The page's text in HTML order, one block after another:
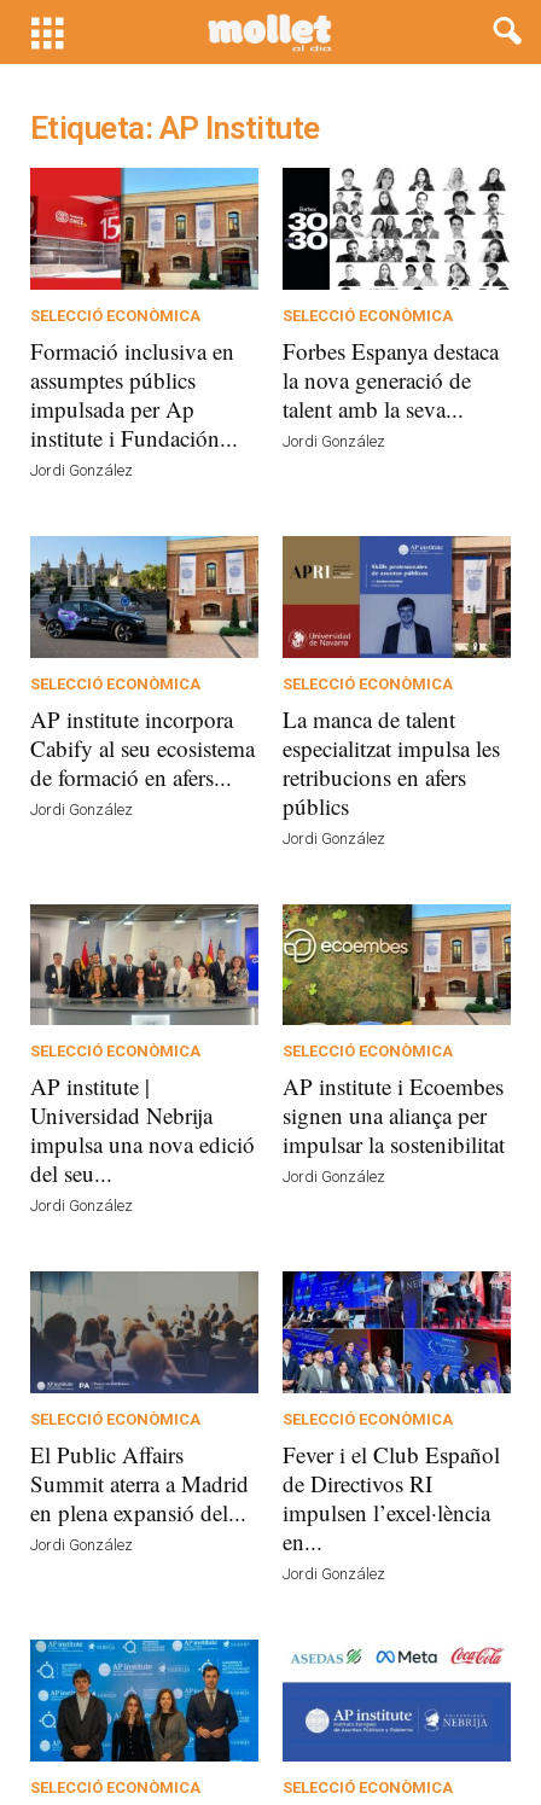
Etiqueta: AP Institute
SELECCIÓ ECONÒMICA
Formació inclusiva en
assumptes públics
impulsada per Ap
institute i Fundación...
Jordi González
SELECCIÓ ECONÒMICA
Forbes Espanya destaca
la nova generació de
talent amb la seva...
Jordi González
SELECCIÓ ECONÒMICA
AP institute incorpora
Cabify al seu ecosistema
de formació en afers...
Jordi González
SELECCIÓ ECONÒMICA
La manca de talent
especialitzat impulsa les
retribucions en afers
públics
Jordi González
SELECCIÓ ECONÒMICA
AP institute |
Universidad Nebrija
impulsa una nova edició
del seu...
Jordi González
SELECCIÓ ECONÒMICA
AP institute i Ecoembes
signen una aliança per
impulsar la sostenibilitat
Jordi González
SELECCIÓ ECONÒMICA
El Public Affairs
Summit aterra a Madrid
en plena expansió del...
Jordi González
SELECCIÓ ECONÒMICA
Fever i el Club Español
de Directivos RI
impulsen l’excel·lència
en...
Jordi González
SELECCIÓ ECONÒMICA SELECCIÓ ECONÒMICA